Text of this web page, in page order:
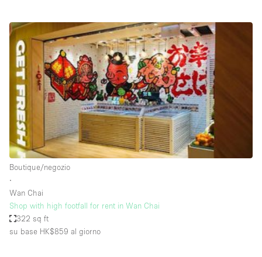
Camion
Container
Fiera/festival
Galleria d'arte
Hall
Imbarcazione
Magazzino
Negozio in centro commerciale
Sala conferenze
Sala riunioni
Boutique/negozio
∙
Wan Chai
Shop with high footfall for rent in Wan Chai
322 sq ft
su base HK$859 al giorno